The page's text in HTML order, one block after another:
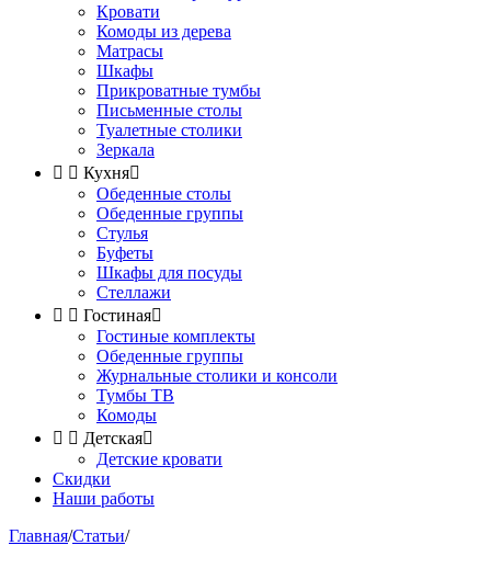
Кровати
Комоды из дерева
Матрасы
Шкафы
Прикроватные тумбы
Письменные столы
Туалетные столики
Зеркала
  Кухня
Обеденные столы
Обеденные группы
Стулья
Буфеты
Шкафы для посуды
Стеллажи
  Гостиная
Гостиные комплекты
Обеденные группы
Журнальные столики и консоли
Тумбы ТВ
Комоды
  Детская
Детские кровати
Скидки
Наши работы
Главная/Статьи/